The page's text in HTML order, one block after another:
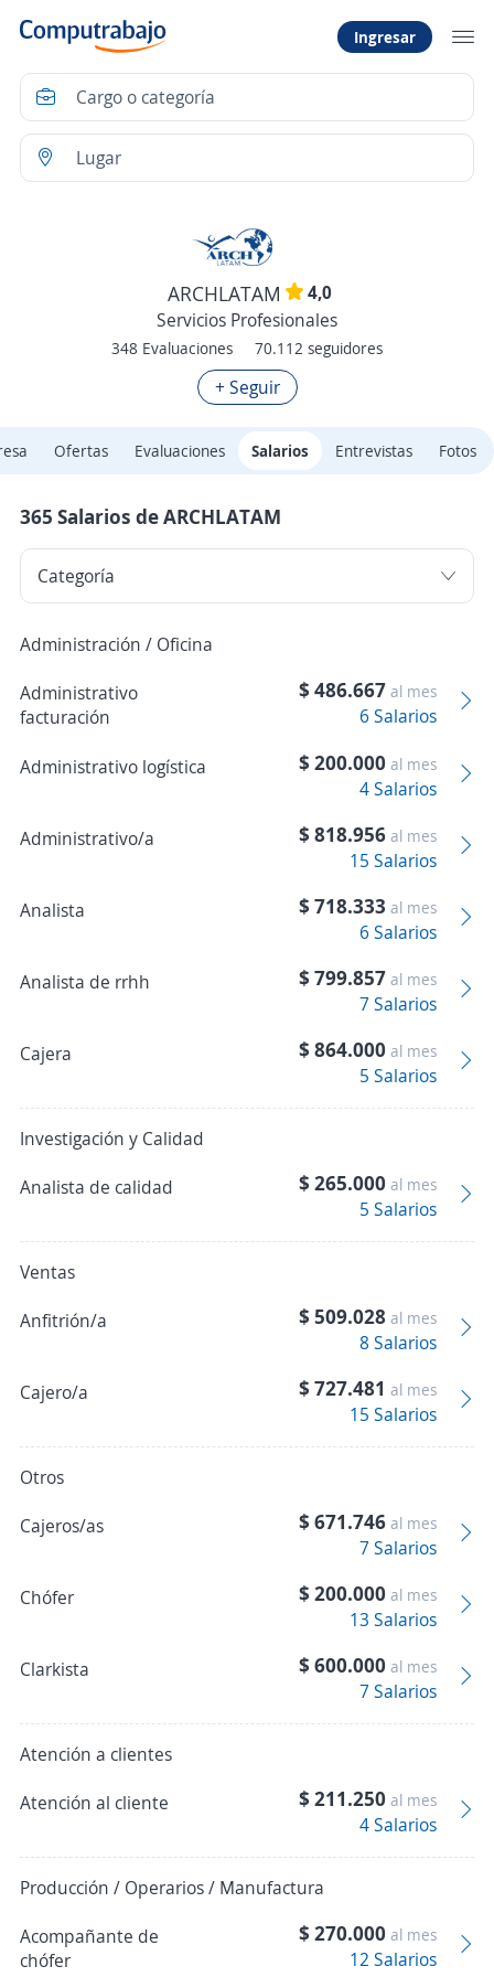
Ingresar
ARCHLATAM
4,0
Servicios Profesionales
348 Evaluaciones 70.112 seguidores
+ Seguir
Ofertas Evaluaciones Salarios Entrevistas Fotos
365 Salarios de ARCHLATAM
Administración / Oficina
Administrativo
facturación
$ 486.667 al mes
6 Salarios
Administrativo logística $ 200.000 al mes
4 Salarios
Administrativo/a $ 818.956 al mes
15 Salarios
Analista $ 718.333 al mes
6 Salarios
Analista de rrhh $ 799.857 al mes
7 Salarios
Cajera $ 864.000 al mes
5 Salarios
Investigación y Calidad
Analista de calidad
$ 265.000 al mes
5 Salarios
Ventas
Anfitrión/a
$ 509.028 al mes
8 Salarios
Cajero/a $ 727.481 al mes
15 Salarios
Otros
Cajeros/as
$ 671.746 al mes
7 Salarios
Chófer $ 200.000 al mes
13 Salarios
Clarkista $ 600.000 al mes
7 Salarios
Atención a clientes
Atención al cliente
$ 211.250 al mes
4 Salarios
Producción / Operarios / Manufactura
Acompañante de
chófer
$ 270.000 al mes
12 Salarios